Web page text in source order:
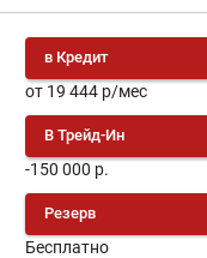
в Кредит
от 19 444 р/мес
В Трейд-Ин
-150 000 р.
Резерв
Бесплатно